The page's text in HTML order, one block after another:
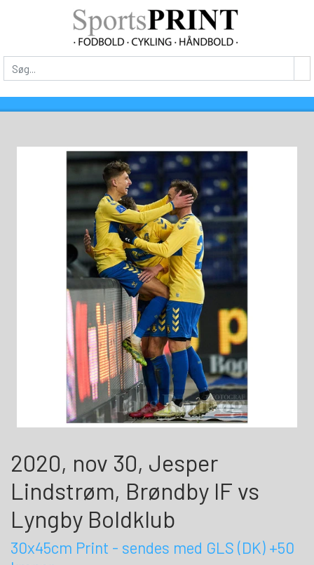
2020, nov 30, Jesper
Lindstrøm, Brøndby IF vs
Lyngby Boldklub
30x45cm Print - sendes med GLS (DK) +50